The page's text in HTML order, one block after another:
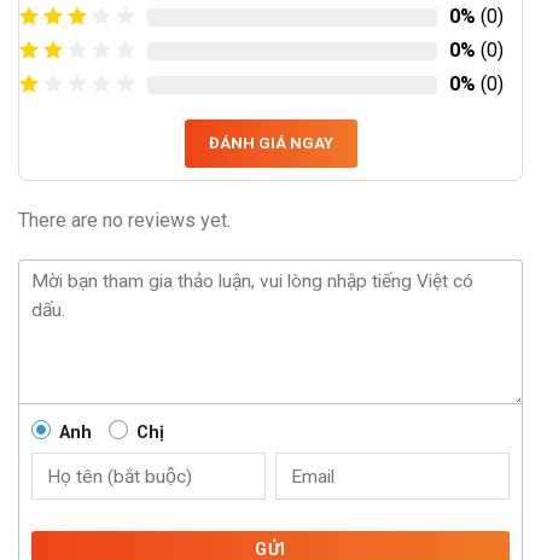
0% (0)
0% (0)
0% (0)
ĐÁNH GIÁ NGAY
There are no reviews yet.
Anh Chị
GỬI